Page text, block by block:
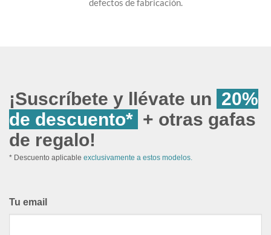
¡Suscríbete y llévate un 20%
de descuento* + otras gafas
de regalo!
* Descuento aplicable exclusivamente a estos modelos.
Tu email